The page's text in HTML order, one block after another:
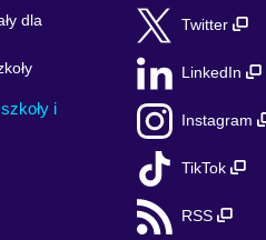
dla
i
Twitter
LinkedIn
Instagram
TikTok
RSS